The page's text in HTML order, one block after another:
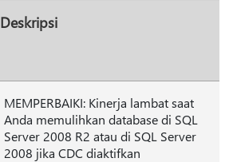
Deskripsi
MEMPERBAIKI: Kinerja lambat saat
Anda memulihkan database di SQL
Server 2008 R2 atau di SQL Server
2008 jika CDC diaktifkan